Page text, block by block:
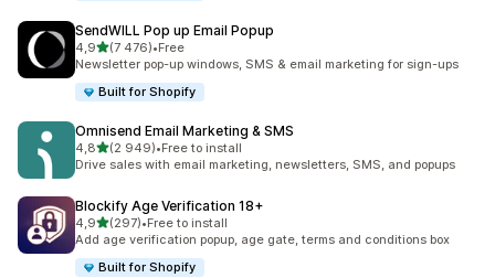
SendWILL Pop up Email Popup
4,9z 5 hvězd
(7 476)
Celkový počet recenzí: 7476
•Free
Newsletter pop-up windows, SMS & email marketing for sign-ups
Built for Shopify
Omnisend Email Marketing & SMS
4,8z 5 hvězd
(2 949)
Celkový počet recenzí: 2949
•Free to install
Drive sales with email marketing, newsletters, SMS, and popups
Blockify Age Verification 18+
4,9z 5 hvězd
(297)
Celkový počet recenzí: 297
•Free to install
Add age verification popup, age gate, terms and conditions box
Built for Shopify